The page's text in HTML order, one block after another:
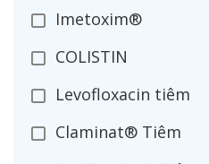
Imetoxim®
COLISTIN
Levofloxacin tiêm
Claminat® Tiêm